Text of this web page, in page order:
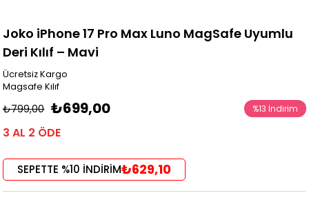
Joko iPhone 17 Pro Max Luno MagSafe Uyumlu
Deri Kılıf – Mavi
Ücretsiz Kargo
Magsafe Kılıf
₺799,00 ₺699,00 %13 İndirim
3 AL 2 ÖDE
SEPETTE %10 İNDİRİM₺629,10